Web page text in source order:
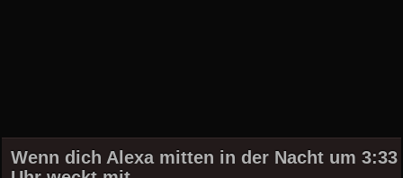
Wenn dich Alexa mitten in der Nacht um 3:33